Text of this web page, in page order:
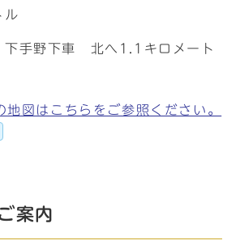
ル
手野下車 北へ1.1キロメート
地図はこちらをご参照ください。
案内